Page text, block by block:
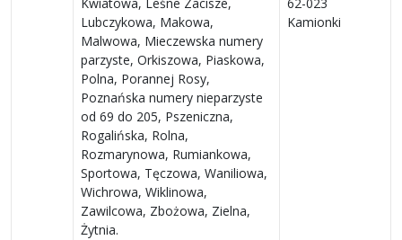
Lubczykowa, Makowa,
Malwowa, Mieczewska numery
parzyste, Orkiszowa, Piaskowa,
Polna, Porannej Rosy,
Poznańska numery nieparzyste
od 69 do 205, Pszeniczna,
Rogalińska, Rolna,
Rozmarynowa, Rumiankowa,
Sportowa, Tęczowa, Waniliowa,
Wichrowa, Wiklinowa,
Zawilcowa, Zbożowa, Zielna,
Żytnia.
Kamionki